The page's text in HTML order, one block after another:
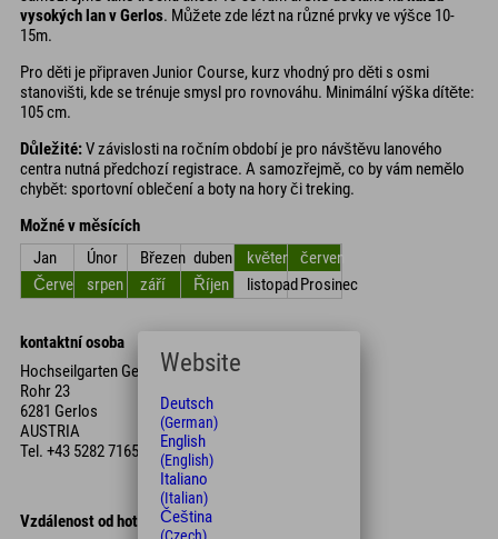
vysokých lan v Gerlos. Můžete zde lézt na různé prvky ve výšce 10-
15m.
Pro děti je připraven Junior Course, kurz vhodný pro děti s osmi
stanovišti, kde se trénuje smysl pro rovnováhu. Minimální výška dítěte:
105 cm.
Důležité:V závislosti na ročním období je pro návštěvu lanového
centra nutná předchozí registrace. A samozřejmě, co by vám nemělo
chybět: sportovní oblečení a boty na hory či treking.
Možné v měsících
Jan
Únor Březen duben květen
červen
Červenecsrpen září Říjen listopadProsinec
kontaktní osoba
Hochseilgarten Gerlos
Rohr 23
6281 Gerlos
AUSTRIA
Tel. +43 5282 7165
Vzdálenost od hotelu
Website
Deutsch
(German)
English
(English)
Italiano
(Italian)
Čeština